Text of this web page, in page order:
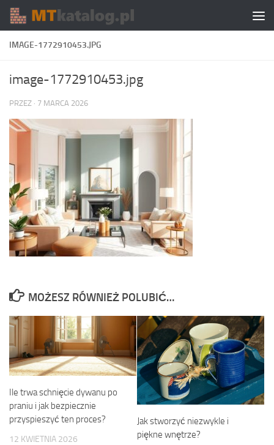
Skip to content
IMAGE-1772910453.JPG
image-1772910453.jpg
PRZEZ · 7 MARCA 2026
MOŻESZ RÓWNIEŻ POLUBIĆ…
Ile trwa schnięcie dywanu po
praniu i jak bezpiecznie
przyspieszyć ten proces?
12 KWIETNIA 2026
Jak stworzyć niezwykle i
piękne wnętrze?